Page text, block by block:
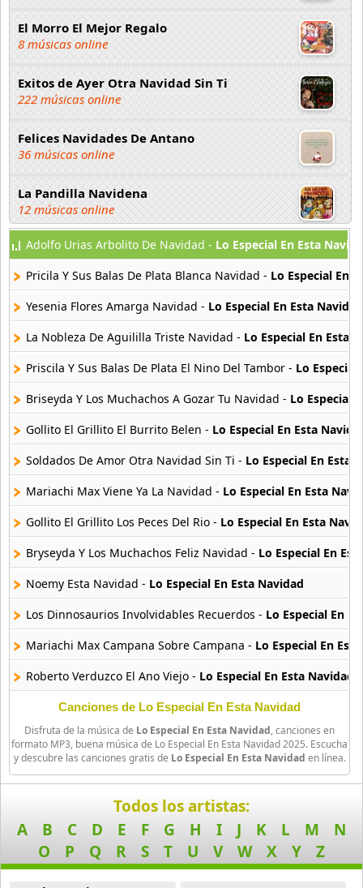
El Morro El Mejor Regalo
8 músicas online
Exitos de Ayer Otra Navidad Sin Ti
222 músicas online
Felices Navidades De Antano
36 músicas online
La Pandilla Navidena
12 músicas online
Las Ardillitas
20 músicas online
Las Pastorcitas
4 músicas online
15 músicas online
Los 28 Mejores Villancicos Del Mundo
28 músicas online
Los Telestrellitas
5 músicas online
Luis Miguel Navidades
11 músicas online
Merengazo En Navidad
21 músicas online
Moderatto Nos Vemos En Invierno
10 músicas online
More Christmas Collection
59 músicas online
Navidad Con Amigos
15 músicas online
Navidad Costena
Navidad de Los Pobres
12 músicas online
Adolfo Urias Arbolito De Navidad - Lo Especial En Esta
Pricila Y Sus Balas De Plata Blanca Navidad - Lo Especial En
Yesenia Flores Amarga Navidad - Lo Especial En Esta Navidad
La Nobleza De Aguililla Triste Navidad - Lo Especial En Esta
Priscila Y Sus Balas De Plata El Nino Del Tambor - Lo Especial
Briseyda Y Los Muchachos A Gozar Tu Navidad - Lo Especial
Gollito El Grillito El Burrito Belen - Lo Especial En Esta
Soldados De Amor Otra Navidad Sin Ti - Lo Especial En Esta
Mariachi Max Viene Ya La Navidad - Lo Especial En Esta
Gollito El Grillito Los Peces Del Rio - Lo Especial En Esta
Bryseyda Y Los Muchachos Feliz Navidad - Lo Especial En
Noemy Esta Navidad - Lo Especial En Esta Navidad
Los Dinnosaurios Involvidables Recuerdos - Lo Especial En
Mariachi Max Campana Sobre Campana - Lo Especial En
Roberto Verduzco El Ano Viejo - Lo Especial En Esta Navidad
Canciones de Lo Especial En Esta Navidad
Disfruta de la música de Lo Especial En Esta Navidad, canciones en
formato MP3, buena música de Lo Especial En Esta Navidad 2025. Escucha
y descubre las canciones gratis de Lo Especial En Esta Navidad en línea.
Todos los artistas:
A
B C D E F G H I J K L M
N
O
P Q R S T U V W X Y Z